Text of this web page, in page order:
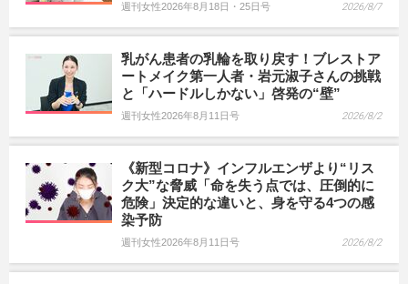
週刊女性2026年8月18日・25日号 2026/8/7
乳がん患者の乳輪を取り戻す！ブレストア
ートメイク第一人者・岩元淑子さんの挑戦
と「ハードルしかない」啓発の“壁”
週刊女性2026年8月11日号 2026/8/2
《新型コロナ》インフルエンザより“リス
ク大”な脅威「命を失う点では、圧倒的に
危険」決定的な違いと、身を守る4つの感
染予防
週刊女性2026年8月11日号 2026/8/2